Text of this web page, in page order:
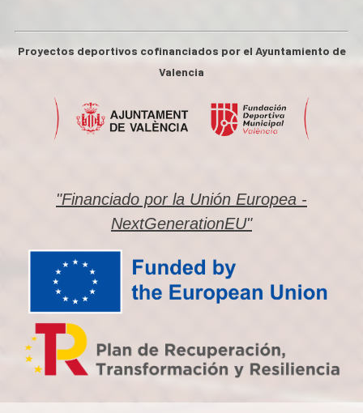
Proyectos deportivos cofinanciados por el Ayuntamiento de
Valencia
"Financiado por la Unión Europea -
NextGenerationEU"